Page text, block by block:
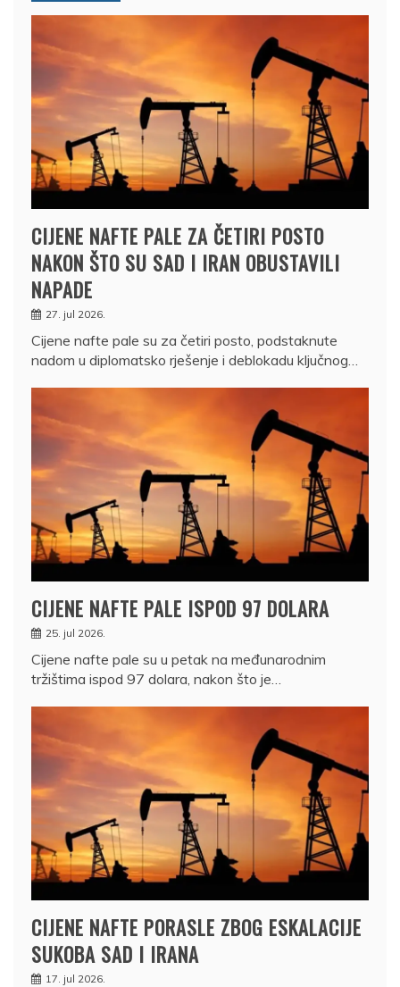
CIJENE NAFTE PALE ZA ČETIRI POSTO
NAKON ŠTO SU SAD I IRAN OBUSTAVILI
NAPADE
27. jul 2026.
Cijene nafte pale su za četiri posto, podstaknute
nadom u diplomatsko rješenje i deblokadu ključnog…
CIJENE NAFTE PALE ISPOD 97 DOLARA
25. jul 2026.
Cijene nafte pale su u petak na međunarodnim
tržištima ispod 97 dolara, nakon što je…
CIJENE NAFTE PORASLE ZBOG ESKALACIJE
SUKOBA SAD I IRANA
17. jul 2026.